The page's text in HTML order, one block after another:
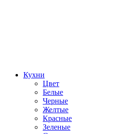
Кухни
Цвет
Белые
Черные
Желтые
Красные
Зеленые